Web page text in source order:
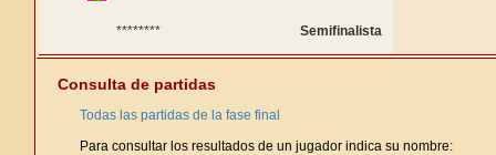
******** Semifinalista
Consulta de partidas
Todas las partidas de la fase final
Para consultar los resultados de un jugador indica su nombre: